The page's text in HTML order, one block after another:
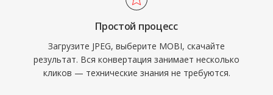
Простой процесс
Загрузите JPEG, выберите MOBI, скачайте
результат. Вся конвертация занимает несколько
кликов — технические знания не требуются.